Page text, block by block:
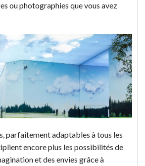
ou photographies que vous avez
parfaitement adaptables à tous les
encore plus les possibilités de
et des envies grâce à